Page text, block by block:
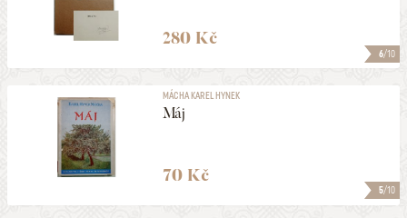
6/10
280 Kč
5/10
MÁCHA KAREL HYNEK
Máj
70 Kč